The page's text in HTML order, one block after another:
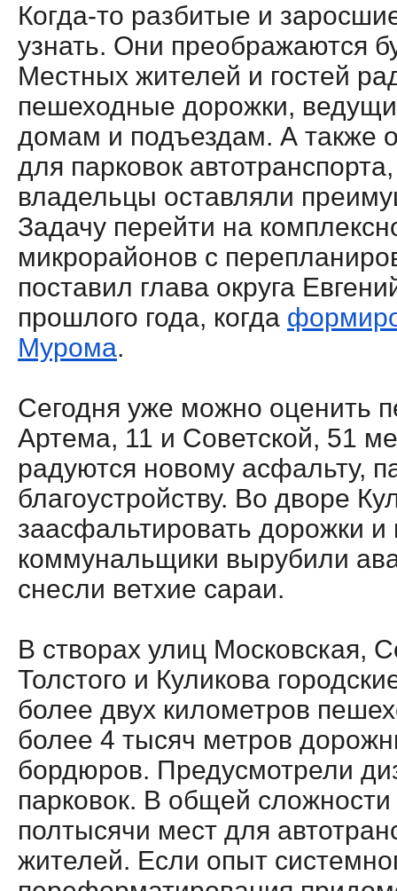
Когда-то разбитые и
узнать. Они преображаются
Местных жителей и гостей
пешеходные дорожки,
домам и подъездам. А также
для парковок
владельцы оставляли
Задачу перейти на
микрорайонов с
поставил глава округа
прошлого года, когда
Мурома.
Сегодня уже можно оценить
Артема, 11 и Советской, 51
радуются новому асфальту,
благоустройству. Во дворе
заасфальтировать дорожки и
коммунальщики вырубили
снесли ветхие сараи.
В створах улиц Московская,
Толстого и Куликова
более двух километров
более 4 тысяч метров
бордюров. Предусмотрели
парковок. В общей сложности
полтысячи мест для
жителей. Если опыт